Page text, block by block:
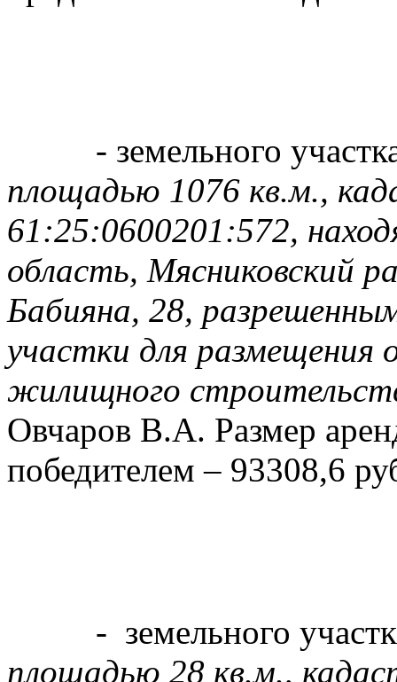
- земельного
площадью 1076 кв.м.,
61:25:0600201:572,
область, Мясниковский
Бабияна, 28,
участки для размещения
жилищного
Овчаров В.А. Размер
победителем – 93308,6
- земельного
площадью 28 кв.м.,